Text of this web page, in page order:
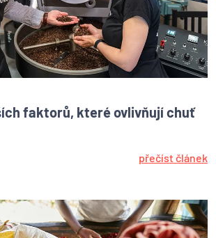
faktorů, které ovlivňují chuť
přečíst článek